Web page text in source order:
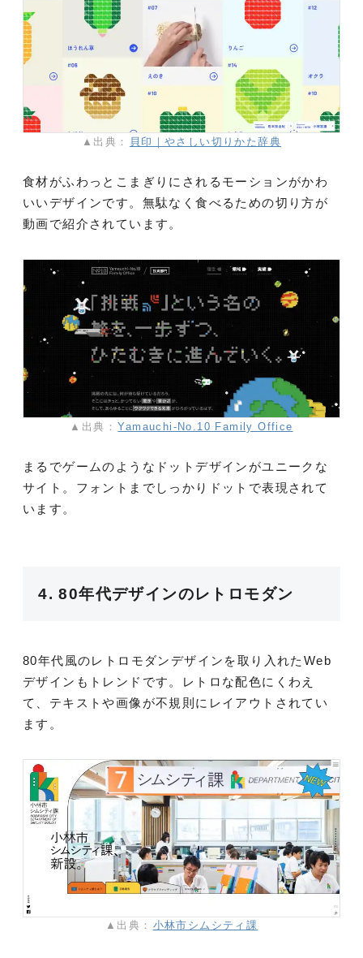
▲出典： 貝印｜やさしい切りかた辞典
食材がふわっとこまぎりにされるモーションがかわ
いいデザインです。無駄なく食べるための切り方が
動画で紹介されています。
▲出典： Yamauchi-No.10 Family Office
まるでゲームのようなドットデザインがユニークな
サイト。フォントまでしっかりドットで表現されて
います。
4. 80年代デザインのレトロモダン
80年代風のレトロモダンデザインを取り入れたWeb
デザインもトレンドです。レトロな配色にくわえ
て、テキストや画像が不規則にレイアウトされてい
ます。
▲出典： 小林市シムシティ課